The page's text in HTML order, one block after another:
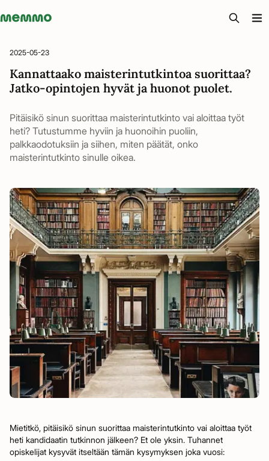
Memmo - AI-verktyg och digital kurslitteratur
2025-05-23
Kannattaako maisterintutkintoa suorittaa?
Jatko-opintojen hyvät ja huonot puolet.
Pitäisikö sinun suorittaa maisterintutkinto vai aloittaa työt
heti? Tutustumme hyviin ja huonoihin puoliin,
palkkaodotuksiin ja siihen, miten päätät, onko
maisterintutkinto sinulle oikea.
Mietitkö, pitäisikö sinun suorittaa maisterintutkinto vai aloittaa työt
heti kandidaatin tutkinnon jälkeen? Et ole yksin. Tuhannet
opiskelijat kysyvät itseltään tämän kysymyksen joka vuosi: